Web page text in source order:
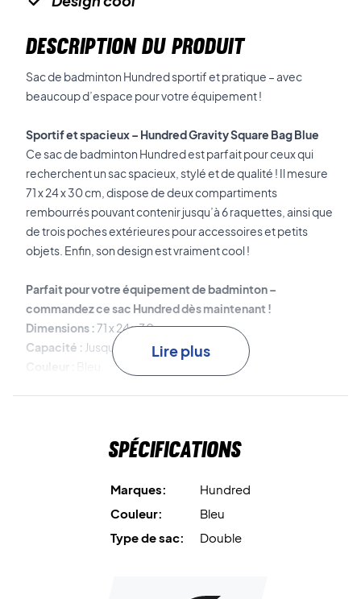
DESCRIPTION DU PRODUIT
Sac de badminton Hundred sportif et pratique – avec
beaucoup d’espace pour votre équipement !
Sportif et spacieux – Hundred Gravity Square Bag Blue
Ce sac de badminton Hundred est parfait pour ceux qui
recherchent un sac spacieux, stylé et de qualité ! Il mesure
71 x 24 x 30 cm, dispose de deux compartiments
rembourrés pouvant contenir jusqu’à 6 raquettes, ainsi que
de trois poches extérieures pour accessoires et petits
objets. Enfin, son design est vraiment cool !
Parfait pour votre équipement de badminton –
commandez ce sac Hundred dès maintenant !
Dimensions :71 x 24 x 30 cm.
Capacité : Jusqu’à 6 raquettes.
Lire plus
Spécifications
Marques:
Hundred
Couleur:
Bleu
Type de sac:
Double